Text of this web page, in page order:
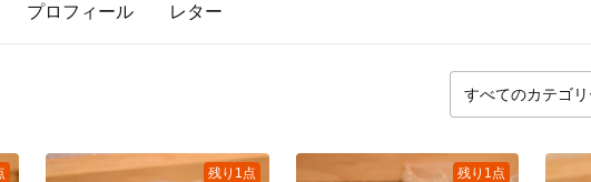
プロフィール レター
残り1点 残り1点